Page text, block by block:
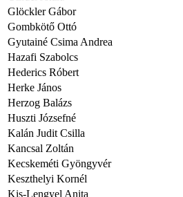
Glöckler Gábor
Gombkötő Ottó
Gyutainé Csima Andrea
Hazafi Szabolcs
Hederics Róbert
Herke János
Herzog Balázs
Huszti Józsefné
Kalán Judit Csilla
Kancsal Zoltán
Kecskeméti Gyöngyvér
Keszthelyi Kornél
Kis-Lengyel Anita